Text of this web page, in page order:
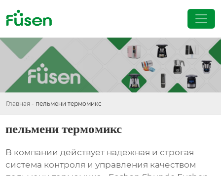
Главная - пельмени термомикс
пельмени термомикс
В компании действует надежная и строгая
система контроля и управления качеством